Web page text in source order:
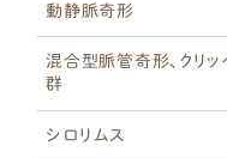
PPIの
動静脈奇形
混合型脈管奇形、クリ
群
シロリムス